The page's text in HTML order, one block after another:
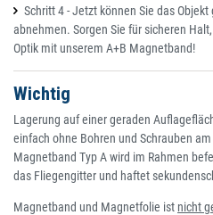
Schritt 4 - Jetzt können Sie das
abnehmen. Sorgen Sie für sicheren
Optik mit unserem A+B Magnetband!
Wichtig
Lagerung auf einer geraden
einfach ohne Bohren und Schrauben
Magnetband Typ A wird im Rahmen
das Fliegengitter und haftet
Magnetband und Magnetfolie ist nicht